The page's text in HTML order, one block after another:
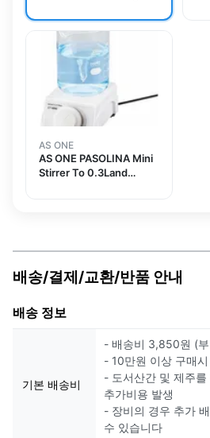
Boxesand others
AS ONE
AS ONE PASOLINA Mini
Stirrer To 0.3Land
배송/결제/교환/반품 안내
배송 정보
기본 배송비
- 배송비 3,850원 (
- 10만원 이상 구매
- 도서산간 및 제주를
추가비용 발생
- 장비의 경우 추가
수 있습니다